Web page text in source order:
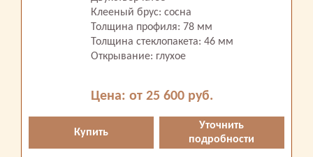
Клееный брус: сосна
Толщина профиля: 78 мм
Толщина стеклопакета: 46 мм
Открывание: глухое
Цена: от 25 600 руб.
Купить
Уточнить
подробности